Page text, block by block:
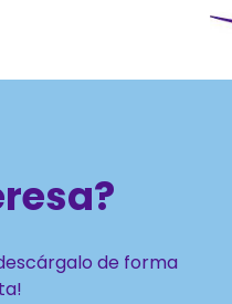
de forma